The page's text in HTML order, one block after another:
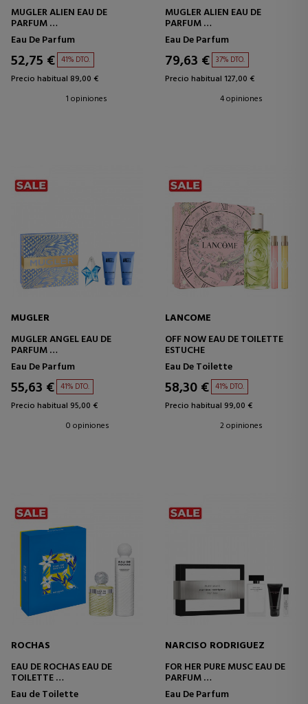
MUGLER ALIEN EAU DE
PARFUM
ESTUCHE
Eau De Parfum
52,75 € 41% DTO.
Precio habitual 89,00 €
1 opiniones
MUGLER ALIEN EAU DE
PARFUM
ESTUCHE
Eau De Parfum
79,63 € 37% DTO.
Precio habitual 127,00 €
4 opiniones
MUGLER
MUGLER ANGEL EAU DE
PARFUM
ESTUCHE
Eau De Parfum
55,63 € 41% DTO.
Precio habitual 95,00 €
0 opiniones
LANCOME
OFF NOW EAU DE TOILETTE
ESTUCHE
Eau De Toilette
58,30 € 41% DTO.
Precio habitual 99,00 €
2 opiniones
ROCHAS
EAU DE ROCHAS EAU DE
TOILETTE
ESTUCHE
Eau de Toilette
NARCISO RODRIGUEZ
FOR HER PURE MUSC EAU DE
PARFUM
ESTUCHE
Eau De Parfum